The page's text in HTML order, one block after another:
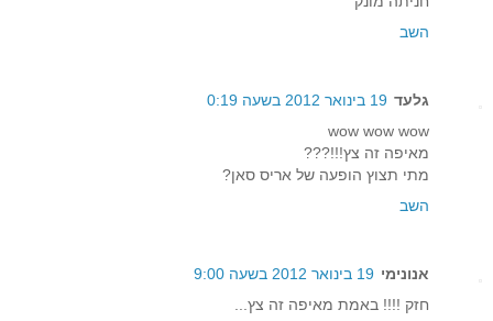
השב
גלעד 19 בינואר 2012 בשעה 0:19
wow wow wow
מאיפה זה צץ!!!???
מתי תצוץ הופעה של אריס סאן?
השב
אנונימי 19 בינואר 2012 בשעה 9:00
חזק !!!! באמת מאיפה זה צץ...